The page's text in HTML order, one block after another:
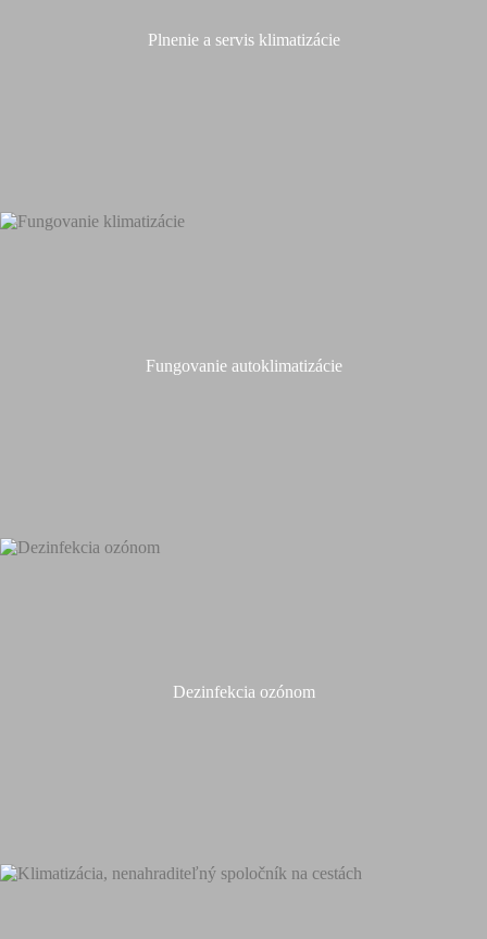
Plnenie a servis klimatizácie
Fungovanie autoklimatizácie
Dezinfekcia ozónom